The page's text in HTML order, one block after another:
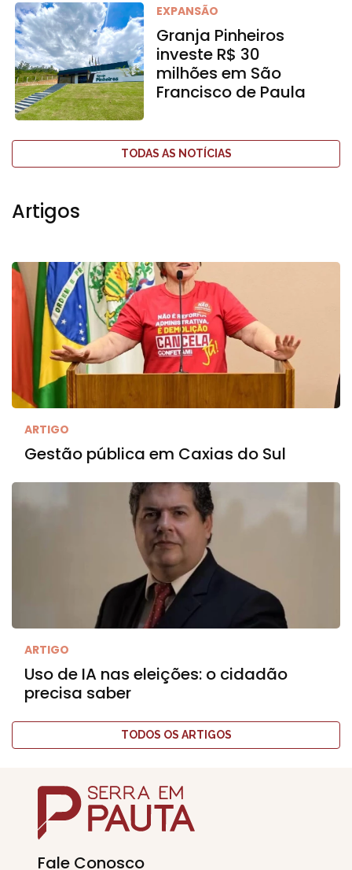
EXPANSÃO
Granja Pinheiros
investe R$ 30
milhões em São
Francisco de Paula
TODAS AS NOTÍCIAS
Artigos
ARTIGO
Gestão pública em Caxias do Sul
ARTIGO
Uso de IA nas eleições: o cidadão
precisa saber
TODOS OS ARTIGOS
Fale Conosco